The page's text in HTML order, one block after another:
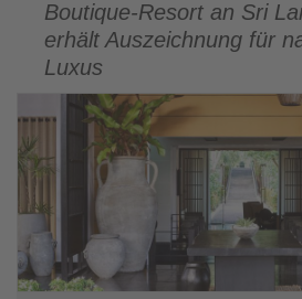
Boutique-Resort an Sri
erhält Auszeichnung für
Luxus